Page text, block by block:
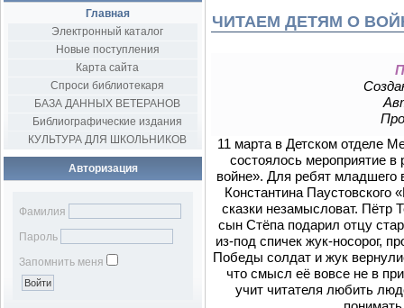
Главная
Электронный каталог
Новые поступления
Карта сайта
Спроси библиотекаря
БАЗА ДАННЫХ ВЕТЕРАНОВ
Библиографические издания
КУЛЬТУРА ДЛЯ ШКОЛЬНИКОВ
Авторизация
Фамилия
Пароль
Запомнить меня
ЧИТАЕМ ДЕТЯМ О
11 марта в Детском отделе
состоялось мероприятие
войне». Для ребят младшего
Константина Паустовского
сказки незамысловат. Пётр
сын Стёпа подарил отцу
из-под спичек жук-носорог,
Победы солдат и жук
что смысл её вовсе не в
учит читателя любить